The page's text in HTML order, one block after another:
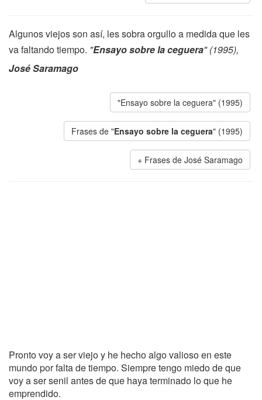
Algunos viejos son así, les sobra orgullo a medida que les
va faltando tiempo. "Ensayo sobre la ceguera" (1995),
José Saramago
"Ensayo sobre la ceguera" (1995)
Frases de "Ensayo sobre la ceguera" (1995)
Frases de José Saramago
Pronto voy a ser viejo y he hecho algo valioso en este
mundo por falta de tiempo. Siempre tengo miedo de que
voy a ser senil antes de que haya terminado lo que he
emprendido.